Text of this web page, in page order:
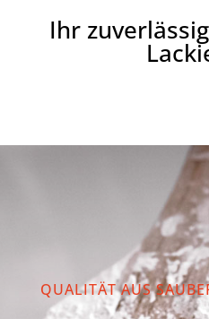
Ihr
QUALITÄT AUS